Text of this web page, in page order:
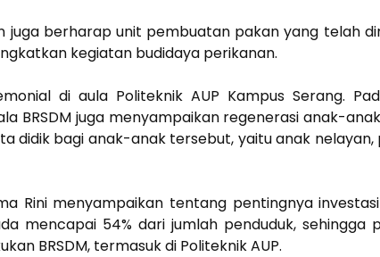
juga berharap unit pembuatan pakan yang telah
kegiatan budidaya perikanan.
di aula Politeknik AUP Kampus Serang.
BRSDM juga menyampaikan regenerasi anak-
didik bagi anak-anak tersebut, yaitu anak
Rini menyampaikan tentang pentingnya
mencapai 54% dari jumlah penduduk,
BRSDM, termasuk di Politeknik AUP.